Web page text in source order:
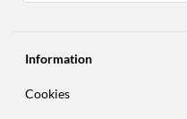
Information
Cookies